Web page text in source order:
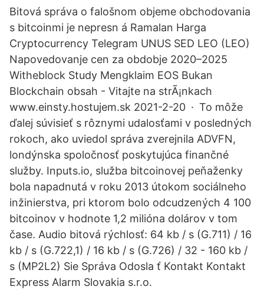
Bitová správa o falošnom objeme obchodovania
s bitcoinmi je nepresn á Ramalan Harga
Cryptocurrency Telegram UNUS SED LEO (LEO)
Napovedovanje cen za obdobje 2020–2025
Witheblock Study Mengklaim EOS Bukan
Blockchain obsah - Vitajte na strÃ¡nkach
www.einsty.hostujem.sk 2021-2-20 · To môže
ďalej súvisieť s rôznymi udalosťami v posledných
rokoch, ako uviedol správa zverejnila ADVFN,
londýnska spoločnosť poskytujúca finančné
služby. Inputs.io, služba bitcoinovej peňaženky
bola napadnutá v roku 2013 útokom sociálneho
inžinierstva, pri ktorom bolo odcudzených 4 100
bitcoinov v hodnote 1,2 milióna dolárov v tom
čase. Audio bitová rýchlosť: 64 kb / s (G.711) / 16
kb / s (G.722,1) / 16 kb / s (G.726) / 32 - 160 kb /
s (MP2L2) Sie Správa Odosla ť Kontakt Kontakt
Express Alarm Slovakia s.r.o.